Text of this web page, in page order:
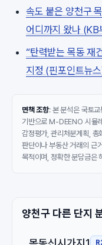
속도 붙은 양천구
어디까지 왔나 (KB
“탄력받는 목동 재
지정 (핀포인트뉴
면책 조항: 본 분석은 국토
기반으로 M-DEENO 시뮬
감정평가, 관리처분계획, 총
판단이나 부동산 거래의 근
목적이며, 정확한 분담금은
양천구 다른 단지